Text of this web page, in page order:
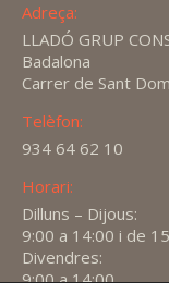
Adreça:
LLADÓ GRUP
Badalona
Carrer de Sant
Telèfon:
934 64 62 10
Horari:
Dilluns – Dijous:
9:00 a 14:00 i de
Divendres:
9:00 a 14:00